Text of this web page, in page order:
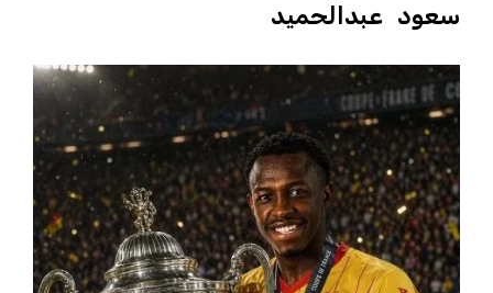
سعود عبدالحميد